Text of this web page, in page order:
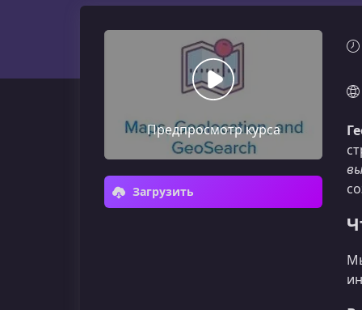
Предпросмотр курса
Загрузить